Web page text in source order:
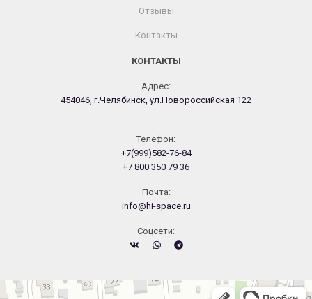
Отзывы
Контакты
КОНТАКТЫ
Адрес:
454046, г.Челябинск, ул.Новороссийская 122
Телефон:
+7(999)582-76-84
+7 800 350 79 36
Почта:
info@hi-space.ru
Cоцсети:
Челябинск
Новороссийская улица, 122 — Яндекс.Карты